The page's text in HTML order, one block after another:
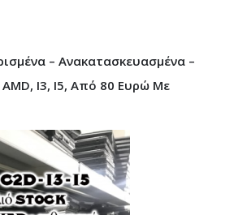
– Ανακατασκευασμένα –
I3, I5, Από 80 Ευρώ Με